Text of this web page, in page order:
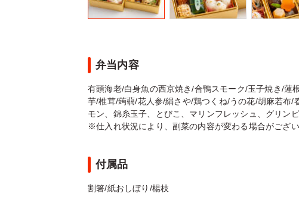
弁当内容
有頭海老/白身魚の西京焼き/合鴨スモーク/玉子焼き/蓮
芋/椎茸/蒟蒻/花人参/絹さや/鶏つくね/うの花/胡麻若布
モン、錦糸玉子、とびこ、マリンフレッシュ、グリン
※仕入れ状況により、副菜の内容が変わる場合がござい
付属品
割箸/紙おしぼり/楊枝